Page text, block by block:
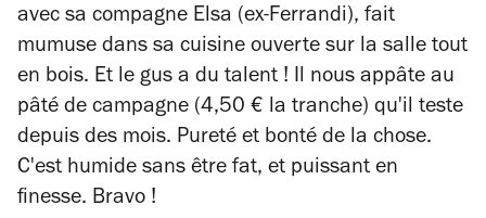
avec sa compagne Elsa (ex-Ferrandi), fait
mumuse dans sa cuisine ouverte sur la salle tout
en bois. Et le gus a du talent ! Il nous appâte au
pâté de campagne (4,50 € la tranche) qu'il teste
depuis des mois. Pureté et bonté de la chose.
C'est humide sans être fat, et puissant en
finesse. Bravo !